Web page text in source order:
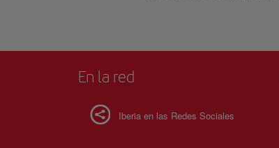
En la red
Iberia en las Redes Sociales